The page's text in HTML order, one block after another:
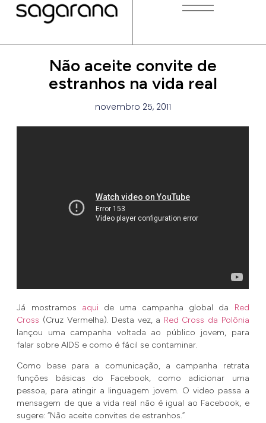
Não aceite convite de
estranhos na vida real
novembro 25, 2011
Já mostramos aqui de uma campanha global da Red
Cross (Cruz Vermelha). Desta vez, a Red Cross da Polônia
lançou uma campanha voltada ao público jovem, para
falar sobre AIDS e como é fácil se contaminar.
Como base para a comunicação, a campanha retrata
funções básicas do Facebook, como adicionar uma
pessoa, para atingir a linguagem jovem. O video passa a
mensagem de que a vida real não é igual ao Facebook, e
sugere: “Não aceite convites de estranhos.”